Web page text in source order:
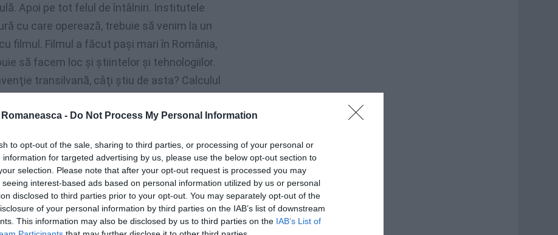
- Do Not Process My Personal Information
to opt-out of the sale, sharing to third parties, or processing of your personal or
information for targeted advertising by us, please use the below opt-out section to
selection. Please note that after your opt-out request is processed you may
seeing interest-based ads based on personal information utilized by us or personal
disclosed to third parties prior to your opt-out. You may separately opt-out of the
of your personal information by third parties on the IAB’s list of downstream
This information may also be disclosed by us to third parties on the IAB’s List of
Apoi pe tot felul de întâlniri. Institutele
cu care operează, trebuie să venim la un
filmul. Filmul a făcut paşi mari în România,
să facem loc şi ştiintelor şi tehnologiilor.
transilvană, câţi ştiu de asta? Calculul
sunt şi alte lucruri care trebuie